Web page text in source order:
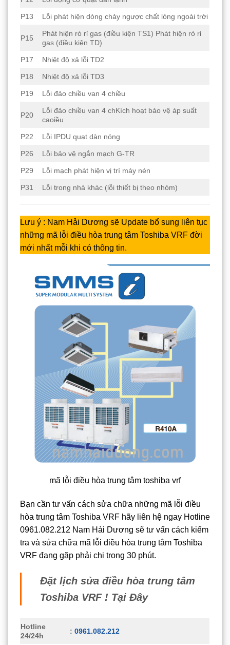
P13 Lỗi phát hiện dòng chảy ngược chất lỏng ngoài trời
P15
Phát hiện rò rỉ gas (điều kiện TS1) Phát hiện rò rỉ
gas (điều kiện TD)
P17 Nhiệt độ xả lỗi TD2
P18 Nhiệt độ xả lỗi TD3
P19 Lỗi đảo chiều van 4 chiều
P20
Lỗi đảo chiều van 4 chKích hoạt bảo vệ áp suất
caoiều
P22 Lỗi IPDU quạt dàn nóng
P26 Lỗi bảo vệ ngắn mạch G-TR
P29 Lỗi mạch phát hiện vị trí máy nén
P31 Lỗi trong nhà khác (lỗi thiết bị theo nhóm)
Lưu ý : Nam Hải Dương sẽ Update bổ sung liên tục
những mã lỗi điều hòa trung tâm Toshiba VRF đời
mới nhất mỗi khi có thông tin.
mã lỗi điều hòa trung tâm toshiba vrf
Bạn cần tư vấn cách sửa chữa những mã lỗi điều
hòa trung tâm Toshiba VRF hãy liên hệ ngay Hotline
0961.082.212 Nam Hải Dương sẽ tư vấn cách kiểm
tra và sửa chữa mã lỗi điều hòa trung tâm Toshiba
VRF đang gặp phải chi trong 30 phút.
Đặt lịch sửa điều hòa trung tâm
Toshiba VRF ! Tại Đây
Hotline
24/24h
:0961.082.212